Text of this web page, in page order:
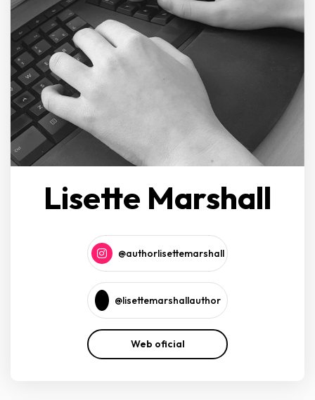
Lisette Marshall
@authorlisettemarshall
@lisettemarshallauthor
Web oficial